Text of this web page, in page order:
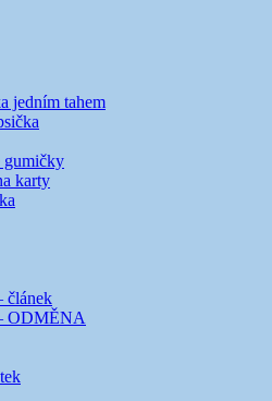
jedním tahem
gumičky
karty
článek
ODMĚNA